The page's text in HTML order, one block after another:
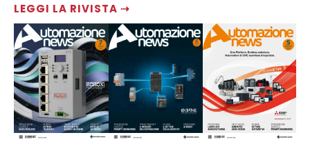
LEGGI LA RIVISTA ⇢